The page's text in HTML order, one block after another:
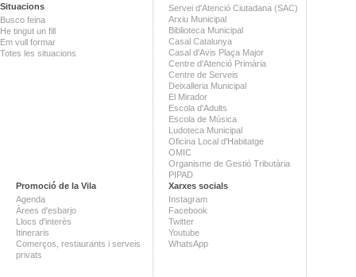
Situacions
Busco feina
He tingut un fill
Em vull formar
Totes les situacions
Servei d'Atenció Ciutadana (SAC)
Arxiu Municipal
Biblioteca Municipal
Casal Catalunya
Casal d'Avis Plaça Major
Centre d'Atenció Primària
Centre de Serveis
Deixalleria Municipal
El Mirador
Escola d'Adults
Escola de Música
Ludoteca Municipal
Oficina Local d'Habitatge
OMIC
Organisme de Gestió Tributària
PIPAD
Promoció de la Vila
Agenda
Àrees d'esbarjo
Llocs d'interès
Itineraris
Comerços, restaurants i serveis
privats
Xarxes socials
Instagram
Facebook
Twitter
Youtube
WhatsApp